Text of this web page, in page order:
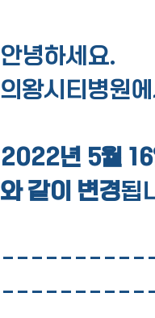
안녕하세요.
의왕시티병원
2022년 5월 16
와 같이 변경됩